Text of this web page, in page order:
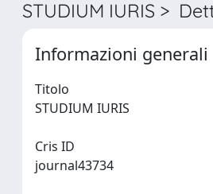
STUDIUM IURIS >
Informazioni generali
Titolo
Cris ID